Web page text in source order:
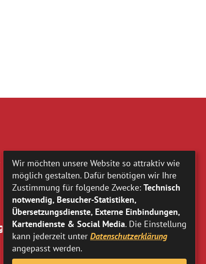
Uhr
Wir möchten unsere Website so attraktiv wie
möglich gestalten. Dafür benötigen wir Ihre
Zustimmung für folgende Zwecke: Technisch
notwendig, Besucher-Statistiken,
Übersetzungsdienste, Externe Einbindungen,
Kartendienste & Social Media. Die Einstellung
kann jederzeit unter Datenschutzerklärung
angepasst werden.